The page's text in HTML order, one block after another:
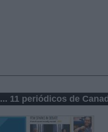
... 11 periódicos de